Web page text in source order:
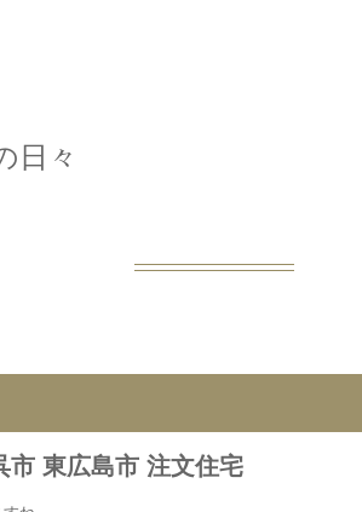
日々
東広島市 注文住宅